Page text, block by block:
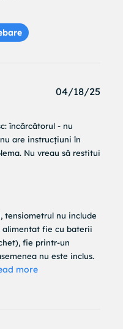
încărcătorul - nu
are instrucțiuni în
Nu vreau să restitui
tensiometrul nu include
alimentat fie cu baterii
fie printr-un
nu este inclus.
more
04/18/25